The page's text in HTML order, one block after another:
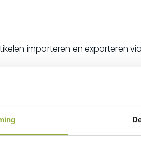
importeren en exporteren
is zeer eenvoudig. Met één
zoals omzet per groep tot
omzetoverzichten